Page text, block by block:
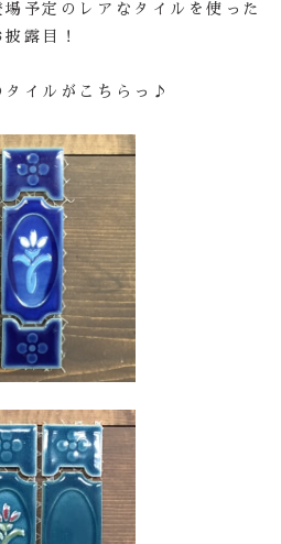
予定のレアなタイルを使った
露目！
タイルがこちらっ♪